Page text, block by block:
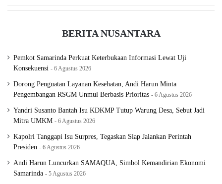
BERITA NUSANTARA
Pemkot Samarinda Perkuat Keterbukaan Informasi Lewat Uji
Konsekuensi
6 Agustus 2026
Dorong Penguatan Layanan Kesehatan, Andi Harun Minta
Pengembangan RSGM Unmul Berbasis Prioritas
6 Agustus 2026
Yandri Susanto Bantah Isu KDKMP Tutup Warung Desa, Sebut Jadi
Mitra UMKM
6 Agustus 2026
Kapolri Tanggapi Isu Surpres, Tegaskan Siap Jalankan Perintah
Presiden
6 Agustus 2026
Andi Harun Luncurkan SAMAQUA, Simbol Kemandirian Ekonomi
Samarinda
5 Agustus 2026